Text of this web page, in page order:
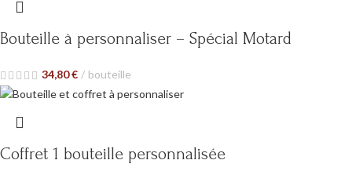
Bouteille à personnaliser – Spécial Motard
34,80€ bouteille
Coffret 1 bouteille personnalisée